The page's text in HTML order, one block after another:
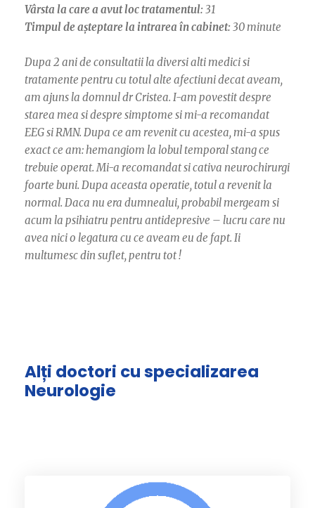
Vârsta la care a avut loc tratamentul: 31
Timpul de așteptare la intrarea în cabinet: 30 minute
Dupa 2 ani de consultatii la diversi alti medici si
tratamente pentru cu totul alte afectiuni decat aveam,
am ajuns la domnul dr Cristea. I-am povestit despre
starea mea si despre simptome si mi-a recomandat
EEG si RMN. Dupa ce am revenit cu acestea, mi-a spus
exact ce am: hemangiom la lobul temporal stang ce
trebuie operat. Mi-a recomandat si cativa neurochirurgi
foarte buni. Dupa aceasta operatie, totul a revenit la
normal. Daca nu era dumnealui, probabil mergeam si
acum la psihiatru pentru antidepresive – lucru care nu
avea nici o legatura cu ce aveam eu de fapt. Ii
multumesc din suflet, pentru tot !
Alți doctori cu specializarea
Neurologie